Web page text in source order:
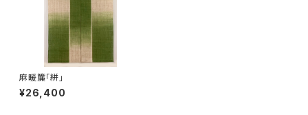
麻暖簾「絣」
¥26,400